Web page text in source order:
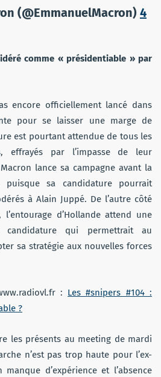
(@EmmanuelMacron) 4
comme « présidentiable » par
encore officiellement lancé dans
pour se laisser une marge de
est pourtant attendue de tous les
effrayés par l’impasse de leur
lance sa campagne avant la
sa candidature pourrait
à Alain Juppé. De l’autre côté
d’Hollande attend une
qui permettrait au
sa stratégie aux nouvelles forces
: Les #snipers #104 :
?
les présents au meeting de mardi
n’est pas trop haute pour l’ex-
d’expérience et l’absence